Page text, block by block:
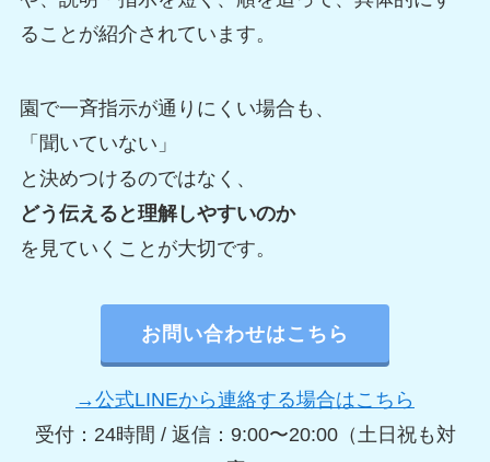
ることが紹介されています。
園で一斉指示が通りにくい場合も、
「聞いていない」
と決めつけるのではなく、
どう伝えると理解しやすいのか
を見ていくことが大切です。
お問い合わせはこちら
→公式LINEから連絡する場合はこちら
受付：24時間 / 返信：9:00〜20:00（土日祝も対